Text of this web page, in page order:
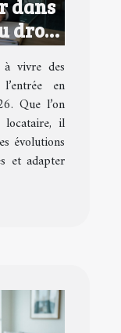
dans
droit
?
vivre des
en
Que l’on
locataire, il
évolutions
et adapter